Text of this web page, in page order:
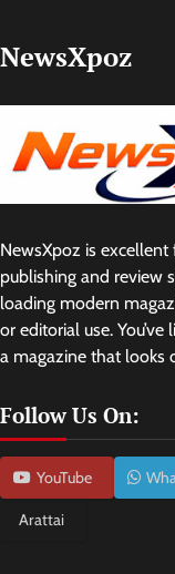
NewsXpoz
NewsXpoz is
publishing and review
loading modern
or editorial use.
a magazine that looks
Follow Us On:
YouTube
Arattai